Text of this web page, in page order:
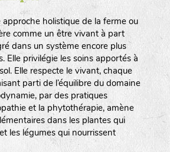
holistique de la ferme ou
comme un être vivant à part
dans un système encore plus
Elle privilégie les soins apportés à
Elle respecte le vivant, chaque
parti de l’équilibre du domaine
par des pratiques
et la phytothérapie, amène
dans les plantes qui
les légumes qui nourrissent
20BPA1A (en haut à gauche)
:
biodiversité cultivée